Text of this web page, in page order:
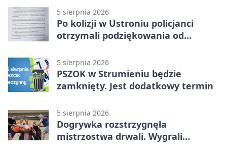
5 sierpnia 2026
Po kolizji w Ustroniu policjanci
otrzymali podziękowania od
5 sierpnia 2026
PSZOK w Strumieniu będzie
zamknięty. Jest dodatkowy termin
5 sierpnia 2026
Dogrywka rozstrzygnęła
mistrzostwa drwali. Wygrali